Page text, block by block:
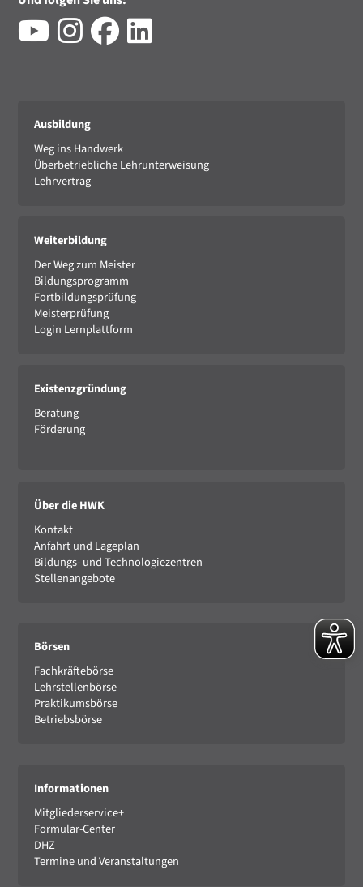
Ausbildung
Weg ins Handwerk
Überbetriebliche Lehrunterweisung
Lehrvertrag
Weiterbildung
Der Weg zum Meister
Bildungsprogramm
Fortbildungsprüfung
Meisterprüfung
Login Lernplattform
Existenzgründung
Beratung
Förderung
Über die HWK
Kontakt
Anfahrt und Lageplan
Bildungs- und Technologiezentren
Stellenangebote
Börsen
Fachkräftebörse
Lehrstellenbörse
Praktikumsbörse
Betriebsbörse
Informationen
Mitgliederservice+
Formular-Center
DHZ
Termine und Veranstaltungen